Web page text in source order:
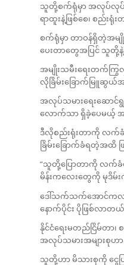
သူတို့စက်ရုံမှာ အလုပ်လုပ်
ရာထူးနဲ့ဖြစ်စေ၊ စည်းရုံ
စက်ရုံမှာ တာဝန်ရှိတဲ့အမ
ပေးတာတွေအပြင် သူတို့
အမျိုးသမီးရေးတက်ကြွ
လိုခြိမ်းခြောက်မြူဆွယ်
အလုပ်သမားရေးဆော
လောက်သာ ရှိခဲ့ပေမယ့်
ဒီလိုစည်းရုံးတာကို လက်ခံ
ခြိမ်းခြောက်ခံရတဲ့အထိ
“သူတို့ပြောတာကို လက်ခံ
မိန်းကလေးတွေကို မုဒိမ်း
ဒေါ်သက်သက်အောင်ကလည်
နောက်ပိုင်း ပိုဖြစ်လာ
နိုင်ငံရေးမတည်ငြိမ်တာ
အလုပ်သမားအများစု
သူတို့ဟာ မိသားစုကို ငွေပြ